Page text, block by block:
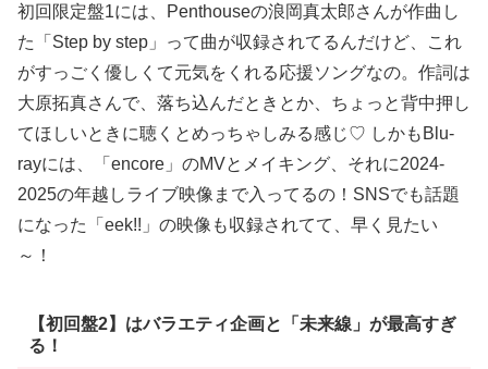
初回限定盤1には、Penthouseの浪岡真太郎さんが作曲し
た「Step by step」って曲が収録されてるんだけど、これ
がすっごく優しくて元気をくれる応援ソングなの。作詞は
大原拓真さんで、落ち込んだときとか、ちょっと背中押し
てほしいときに聴くとめっちゃしみる感じ♡ しかもBlu-
rayには、「encore」のMVとメイキング、それに2024-
2025の年越しライブ映像まで入ってるの！SNSでも話題
になった「eek!!」の映像も収録されてて、早く見たい
～！
【初回盤2】はバラエティ企画と「未来線」が最高すぎ
る！